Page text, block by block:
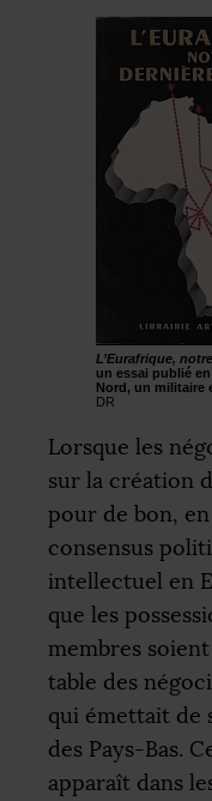
L’Eurafrique,
un essai publié
Nord, un militaire
DR
Lorsque les
sur la création
pour de bon,
consensus
intellectuel en
que les
membres
table des
qui émettait de
des Pays-Bas.
apparaît dans